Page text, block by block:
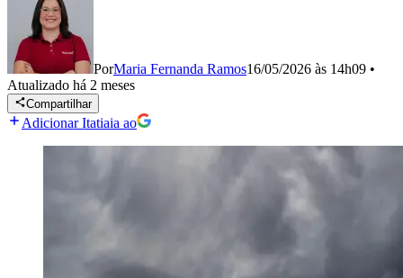
PorMaria Fernanda Ramos16/05/2026 às 14h09 •
Atualizado há 2 meses
Compartilhar
Adicionar Itatiaia ao